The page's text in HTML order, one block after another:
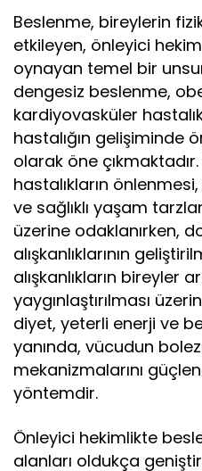
Beslenme, bireylerin
etkileyen, önleyici
oynayan temel bir
dengesiz beslenme,
kardiyovasküler
hastalığın gelişiminde
olarak öne
hastalıkların
ve sağlıklı yaşam
üzerine odaklanırken,
alışkanlıklarının
alışkanlıkların bireyler
yaygınlaştırılması
diyet, yeterli enerji ve
yanında, vücudun
mekanizmalarını
yöntemdir.
Önleyici hekimlikte
alanları oldukça